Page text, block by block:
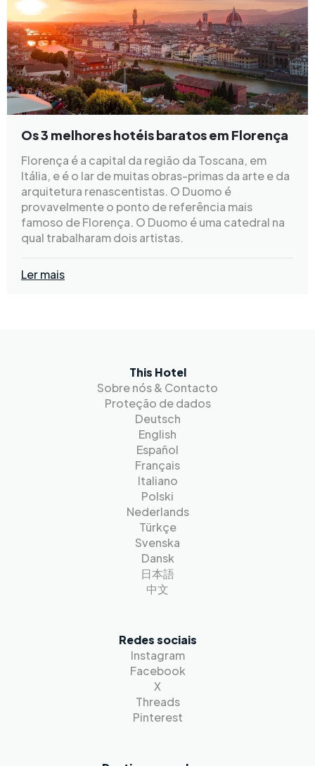
Os 3 melhores hotéis baratos em Florença
Florença é a capital da região da Toscana, em
Itália, e é o lar de muitas obras-primas da arte e da
arquitetura renascentistas. O Duomo é
provavelmente o ponto de referência mais
famoso de Florença. O Duomo é uma catedral na
qual trabalharam dois artistas.
Ler mais
This Hotel
Sobre nós & Contacto
Proteção de dados
Deutsch
English
Español
Français
Italiano
Polski
Nederlands
Türkçe
Svenska
Dansk
日本語
中文
Redes sociais
Instagram
Facebook
X
Threads
Pinterest